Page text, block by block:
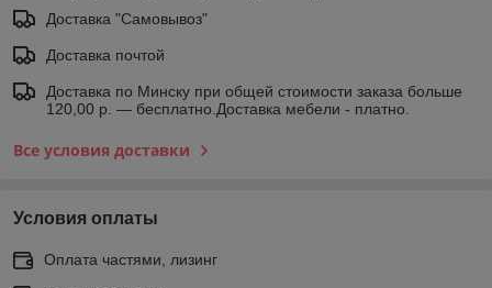
Доставка "Самовывоз"
Доставка почтой
Доставка по Минску при общей стоимости заказа больше
120,00 р. — бесплатно.Доставка мебели - платно.
Все условия доставки
Условия оплаты
Оплата частями, лизинг